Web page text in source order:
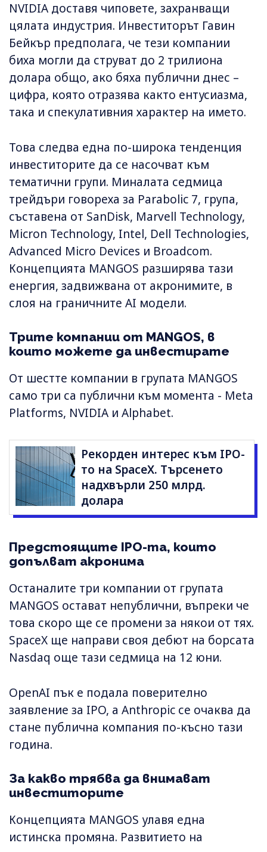
NVIDIA доставя чиповете, захранващи
цялата индустрия. Инвеститорът Гавин
Бейкър предполага, че тези компании
биха могли да струват до 2 трилиона
долара общо, ако бяха публични днес –
цифра, която отразява както ентусиазма,
така и спекулативния характер на името.
Това следва една по-широка тенденция
инвеститорите да се насочват към
тематични групи. Миналата седмица
трейдъри говореха за Parabolic 7, група,
съставена от SanDisk, Marvell Technology,
Micron Technology, Intel, Dell Technologies,
Advanced Micro Devices и Broadcom.
Концепцията MANGOS разширява тази
енергия, задвижвана от акронимите, в
слоя на граничните AI модели.
Трите компании от MANGOS, в
които можете да инвестирате
От шестте компании в групата MANGOS
само три са публични към моментa - Meta
Platforms, NVIDIA и Alphabet.
Рекорден интерес към IPO-
то на SpaceX. Търсенето
надхвърли 250 млрд.
долара
Предстоящите IPO-та, които
допълват акронима
Останалите три компании от групата
MANGOS остават непублични, въпреки че
това скоро ще се промени за някои от тях.
SpaceX ще направи своя дебют на борсата
Nasdaq още тази седмица на 12 юни.
OpenAI пък е подала поверително
заявление за IPO, а Anthropic се очаква да
стане публична компания по-късно тази
година.
За какво трябва да внимават
инвеститорите
Концепцията MANGOS улавя една
истинска промяна. Развитието на